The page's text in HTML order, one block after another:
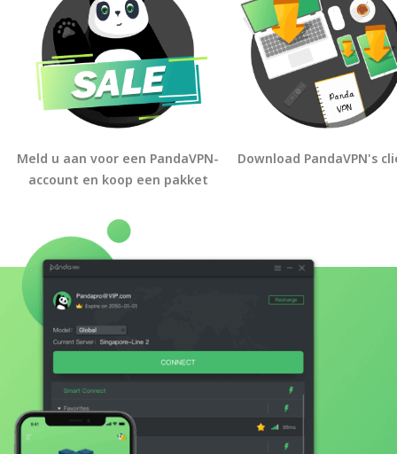
Meld u aan voor een PandaVPN-
account en koop een pakket
Download PandaVPN's